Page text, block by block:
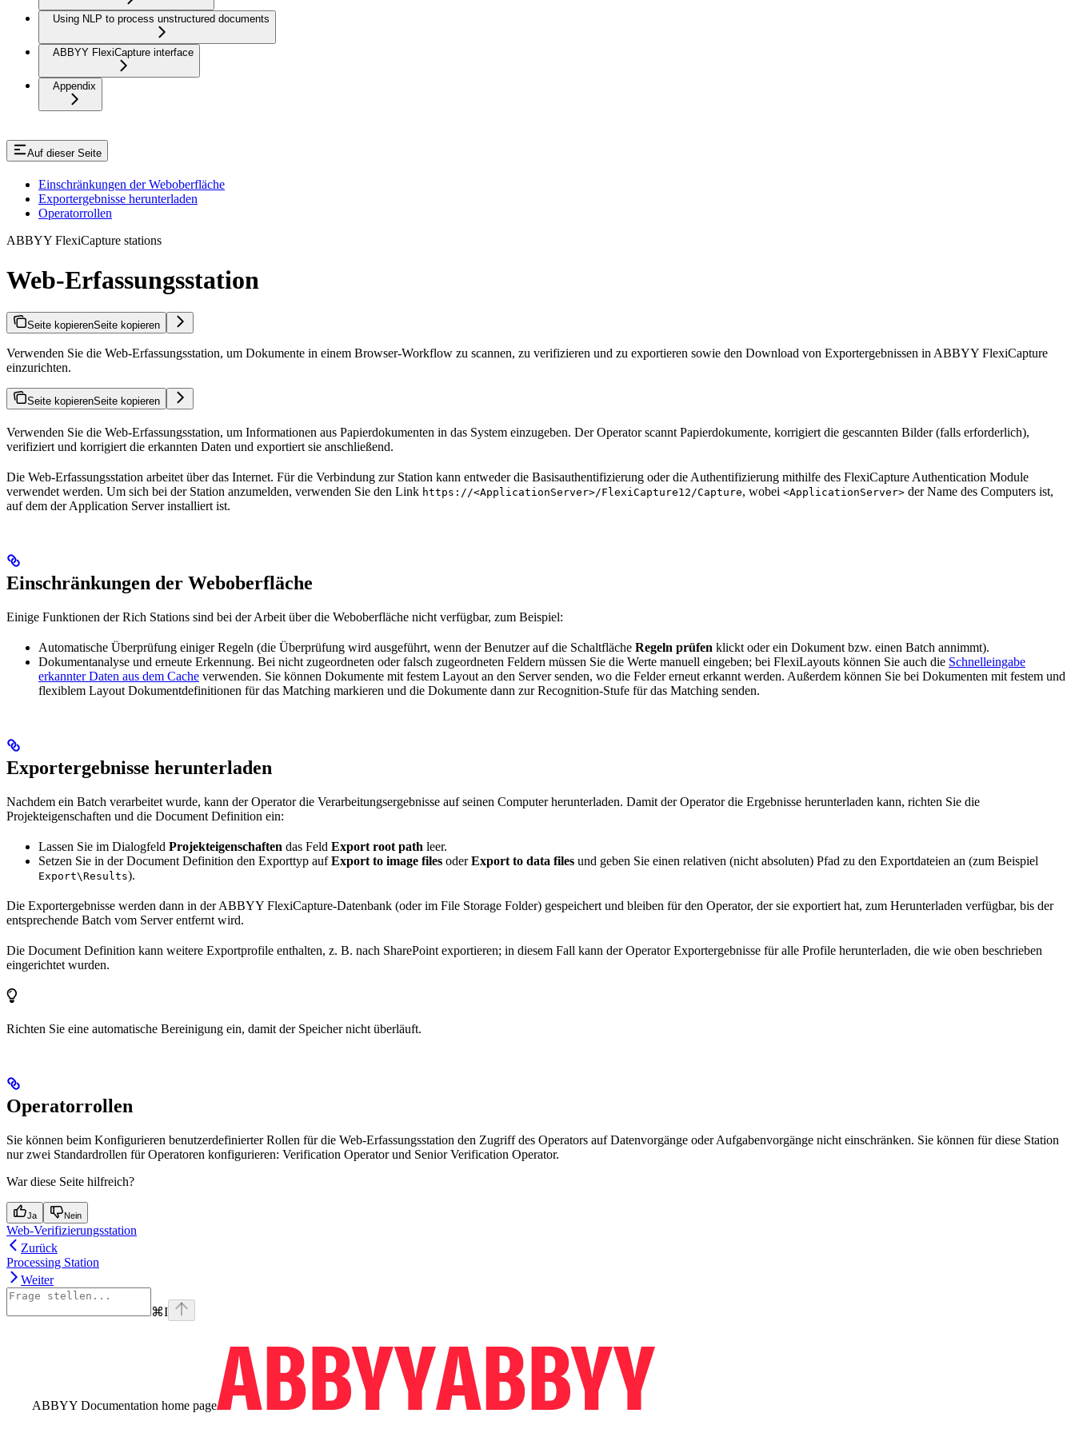
Using NLP to process unstructured documents
ABBYY FlexiCapture interface
Appendix
Auf dieser Seite
Einschränkungen der Weboberfläche
Exportergebnisse herunterladen
Operatorrollen
ABBYY FlexiCapture stations
Web-Erfassungsstation
Seite kopierenSeite kopieren
Verwenden Sie die Web-Erfassungsstation, um Dokumente in einem Browser-Workflow zu scannen, zu verifizieren und zu exportieren sowie den Download von Exportergebnissen in ABBYY FlexiCapture
einzurichten.
Seite kopierenSeite kopieren
Verwenden Sie die Web-Erfassungsstation, um Informationen aus Papierdokumenten in das System einzugeben. Der Operator scannt Papierdokumente, korrigiert die gescannten Bilder (falls erforderlich),
verifiziert und korrigiert die erkannten Daten und exportiert sie anschließend.
Die Web-Erfassungsstation arbeitet über das Internet. Für die Verbindung zur Station kann entweder die Basisauthentifizierung oder die Authentifizierung mithilfe des FlexiCapture Authentication Module
verwendet werden. Um sich bei der Station anzumelden, verwenden Sie den Link https://<ApplicationServer>/FlexiCapture12/Capture, wobei <ApplicationServer> der Name des Computers ist,
auf dem der Application Server installiert ist.
Einschränkungen der Weboberfläche
Einige Funktionen der Rich Stations sind bei der Arbeit über die Weboberfläche nicht verfügbar, zum Beispiel:
Automatische Überprüfung einiger Regeln (die Überprüfung wird ausgeführt, wenn der Benutzer auf die Schaltfläche Regeln prüfen klickt oder ein Dokument bzw. einen Batch annimmt).
Dokumentanalyse und erneute Erkennung. Bei nicht zugeordneten oder falsch zugeordneten Feldern müssen Sie die Werte manuell eingeben; bei FlexiLayouts können Sie auch die Schnelleingabe
erkannter Daten aus dem Cache verwenden. Sie können Dokumente mit festem Layout an den Server senden, wo die Felder erneut erkannt werden. Außerdem können Sie bei Dokumenten mit festem und
flexiblem Layout Dokumentdefinitionen für das Matching markieren und die Dokumente dann zur Recognition-Stufe für das Matching senden.
Exportergebnisse herunterladen
Nachdem ein Batch verarbeitet wurde, kann der Operator die Verarbeitungsergebnisse auf seinen Computer herunterladen. Damit der Operator die Ergebnisse herunterladen kann, richten Sie die
Projekteigenschaften und die Document Definition ein:
Lassen Sie im Dialogfeld Projekteigenschaften das Feld Export root path leer.
Setzen Sie in der Document Definition den Exporttyp aufExport to image files oderExport to data files und geben Sie einen relativen (nicht absoluten) Pfad zu den Exportdateien an (zum Beispiel
Export\Results).
Die Exportergebnisse werden dann in der ABBYY FlexiCapture-Datenbank (oder im File Storage Folder) gespeichert und bleiben für den Operator, der sie exportiert hat, zum Herunterladen verfügbar, bis der
entsprechende Batch vom Server entfernt wird.
Die Document Definition kann weitere Exportprofile enthalten, z. B. nach SharePoint exportieren; in diesem Fall kann der Operator Exportergebnisse für alle Profile herunterladen, die wie oben beschrieben
eingerichtet wurden.
Richten Sie eine automatische Bereinigung ein, damit der Speicher nicht überläuft.
Operatorrollen
Sie können beim Konfigurieren benutzerdefinierter Rollen für die Web-Erfassungsstation den Zugriff des Operators auf Datenvorgänge oder Aufgabenvorgänge nicht einschränken. Sie können für diese Station
nur zwei Standardrollen für Operatoren konfigurieren: Verification Operator und Senior Verification Operator.
War diese Seite hilfreich?
Ja Nein
Web-Verifizierungsstation
Zurück
Processing Station
Weiter
⌘I
ABBYY Documentation home page